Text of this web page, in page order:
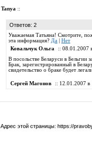
Tanya ::
Ответов: 2
Уважаемая Татьяна! Смотрите,
эта информация? Да
Нет
Ковальчук Ольга
:: 08.01.2007
В посольстве Беларуси в Бельгии
Брак, зарегистрированный в
свидетельство о браке будет
Сергей Магонов :: 12.01.2007
Адрес этой страницы: https://